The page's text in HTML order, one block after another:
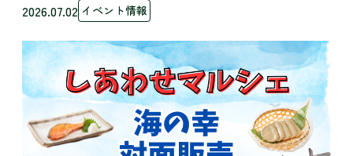
2026.07.02 イベント情報